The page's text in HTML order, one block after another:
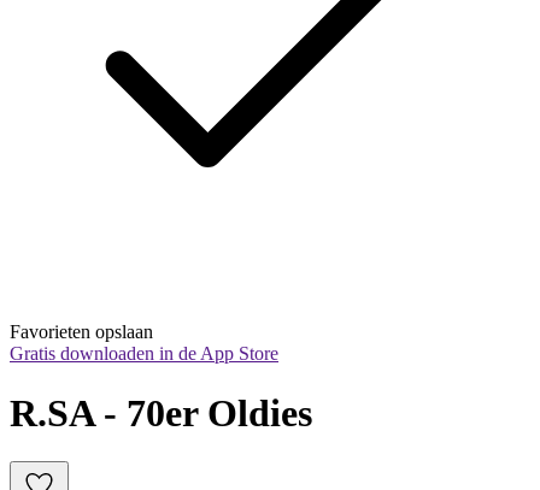
Favorieten opslaan
Gratis downloaden in de App Store
R.SA - 70er Oldies